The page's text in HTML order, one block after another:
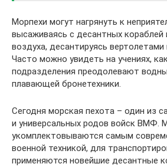
Морпехи могут нагрянуть к
высаживаясь с десантных кораблей
воздуха, десантируясь
Часто можно увидеть на учениях,
подразделения преодолевают
плавающей бронетехники.
Сегодня морская пехота – один из
и универсальных родов войск ВМФ.
укомплектовываются самым
военной техникой, для
применяются новейшие десантные